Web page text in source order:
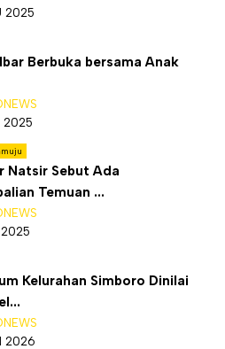
2025
Berbuka bersama Anak
2025
Natsir Sebut Ada
Temuan ...
2025
Kelurahan Simboro Dinilai
2026